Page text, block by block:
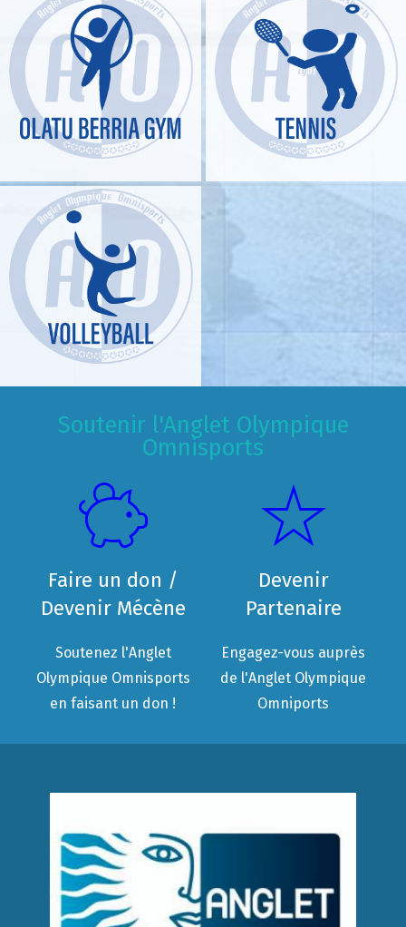
Soutenir l'Anglet Olympique
Omnisports
Faire un don /
Devenir Mécène
Soutenez l'Anglet
Olympique Omnisports
en faisant un don !
Devenir
Partenaire
Engagez-vous auprès
de l'Anglet Olympique
Omniports